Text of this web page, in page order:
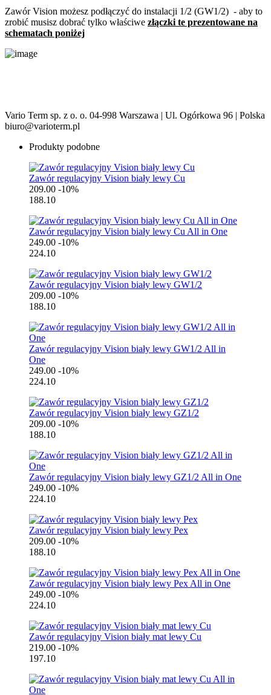
Zawór Vision możesz podłączyć do instalacji 1/2 (GW1/2) - aby to
zrobić musisz dobrać tylko właściwe złączki te prezentowane na
schematach poniżej
Vario Term sp. z o. o. 04-998 Warszawa | Ul. Ogórkowa 96 | Polska
biuro@varioterm.pl
Produkty podobne
Zawór regulacyjny Vision biały lewy Cu
209.00 -10%
188.10
Zawór regulacyjny Vision biały lewy Cu All in One
249.00 -10%
224.10
Zawór regulacyjny Vision biały lewy GW1/2
209.00 -10%
188.10
Zawór regulacyjny Vision biały lewy GW1/2 All in
One
249.00 -10%
224.10
Zawór regulacyjny Vision biały lewy GZ1/2
209.00 -10%
188.10
Zawór regulacyjny Vision biały lewy GZ1/2 All in One
249.00 -10%
224.10
Zawór regulacyjny Vision biały lewy Pex
209.00 -10%
188.10
Zawór regulacyjny Vision biały lewy Pex All in One
249.00 -10%
224.10
Zawór regulacyjny Vision biały mat lewy Cu
219.00 -10%
197.10